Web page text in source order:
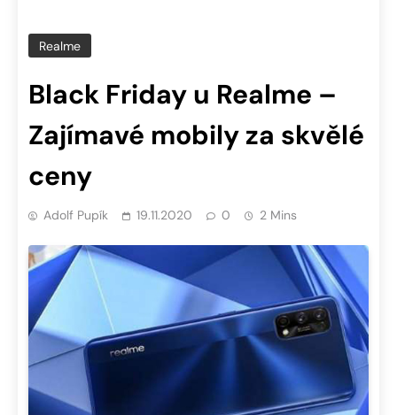
Realme
Black Friday u Realme –
Zajímavé mobily za skvělé
ceny
Adolf Pupík 19.11.2020 0 2 Mins